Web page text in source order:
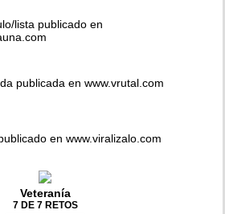
lista publicado en
publicada en www.vrutal.com
en www.viralizalo.com
Veteranía
7 DE 7 RETOS